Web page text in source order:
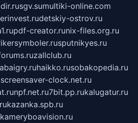
sgv.sumultiki-online.com
detskiy-ostrov.ru
pdf-creator.runix-files.org.ru
sputnikyes.ru
zallclub.ru
haikko.rusobakopedia.ru
screensaver-clock.net.ru
npf.net.ru7bit.pp.rukalugatur.ru
kazanka.spb.ru
kameryboavision.ru